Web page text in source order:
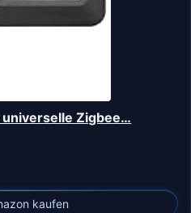
universelle Zigbee…
kaufen